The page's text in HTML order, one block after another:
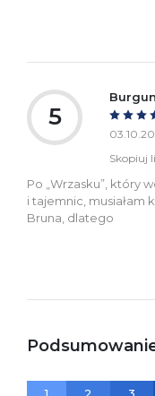
5
Skopiuj
Po „Wrzasku”, który
i tajemnic, musiałam
Bruna, dlatego
1 2 3